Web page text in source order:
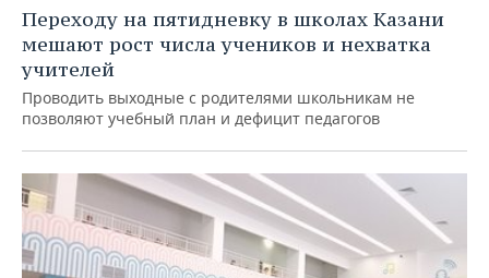
Переходу на пятидневку в школах Казани
мешают рост числа учеников и нехватка
учителей
Проводить выходные с родителями школьникам не
позволяют учебный план и дефицит педагогов